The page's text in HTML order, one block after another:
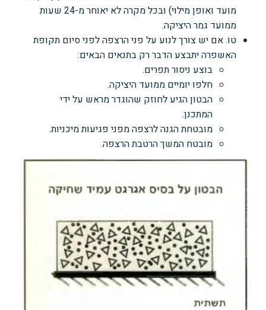
מועד ואופן מילוי) ובכל מקרה לא יאוחר מ-24 שעות
ממועד גמר היציקה.
טו. אם יש צורך לנוע על פני הרצפה לפני סיום תקופת
האשפרה יתבצע הדבר רק בתנאים הבאים:
בוצע ניסור תפרים.
חלפו יומיים ממועד היציקה.
הבטון הגיע לחוזק שהוגדר מראש על ידי
המתכנן.
מובטחת הגנה לרצפה מפני פגיעות מיכניות.
מובטח המשך הרטבת הרצפה.